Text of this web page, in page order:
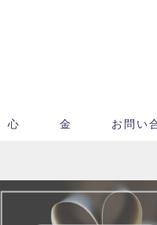
心 金 お問い